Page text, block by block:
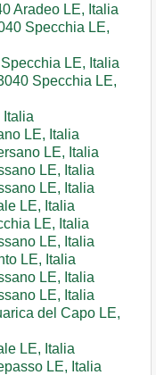
Aradeo LE, Italia
Specchia LE,
LE, Italia
Specchia LE,
Italia
LE, Italia
LE, Italia
LE, Italia
LE, Italia
LE, Italia
LE, Italia
LE, Italia
LE, Italia
LE, Italia
LE, Italia
del Capo LE,
LE, Italia
LE, Italia